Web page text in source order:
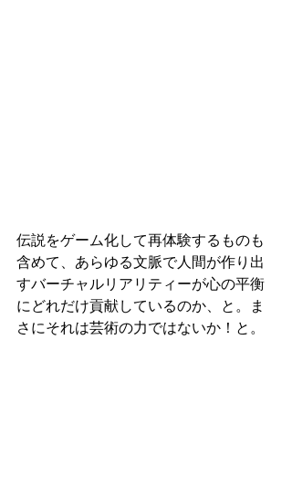
伝説をゲーム化して再体験するものも
含めて、あらゆる文脈で人間が作り出
すバーチャルリアリティーが心の平衡
にどれだけ貢献しているのか、と。ま
さにそれは芸術の力ではないか！と。